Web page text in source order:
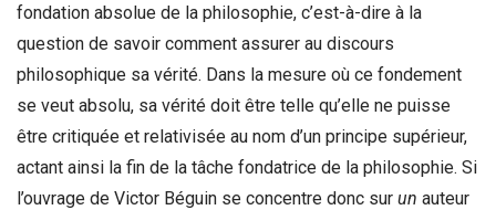
fondation absolue de la philosophie, c’est-à-dire à la
question de savoir comment assurer au discours
philosophique sa vérité. Dans la mesure où ce fondement
se veut absolu, sa vérité doit être telle qu’elle ne puisse
être critiquée et relativisée au nom d’un principe supérieur,
actant ainsi la fin de la tâche fondatrice de la philosophie. Si
l’ouvrage de Victor Béguin se concentre donc sur un auteur